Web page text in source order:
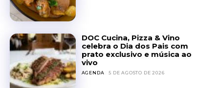
DOC Cucina, Pizza & Vino
celebra o Dia dos Pais com
prato exclusivo e música ao
vivo
AGENDA 5 DE AGOSTO DE 2026